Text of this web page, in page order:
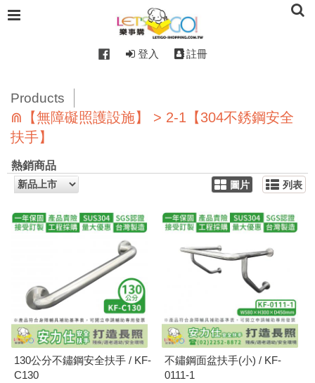
登入 註冊
Products
⋒【無障礙照護設施】 > 2-1【304不銹鋼安全
扶手】
熱銷商品
圖片 列表
130公分不鏽鋼安全扶手 / KF-
C130
不鏽鋼面盆扶手(小) / KF-
0111-1